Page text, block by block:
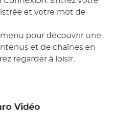
et votre mot de
menu pour découvrir une
et de chaînes en
regarder à loisir.
Vidéo